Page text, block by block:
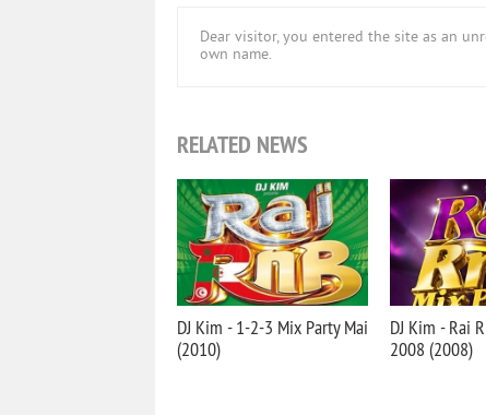
Dear visitor, you entered the site as an
own name.
RELATED NEWS
DJ Kim - 1-2-3 Mix Party Mai
(2010)
DJ Kim - Rai
2008 (2008)